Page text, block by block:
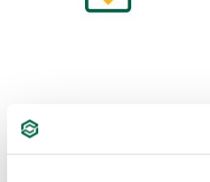
CATRACA ST12982 2025